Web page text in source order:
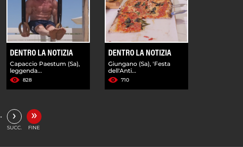
DENTRO LA NOTIZIA
Capaccio Paestum (Sa),
leggenda...
828
DENTRO LA NOTIZIA
Giungano (Sa), 'Festa
dell'Anti...
710
›
SUCC.
»
FINE